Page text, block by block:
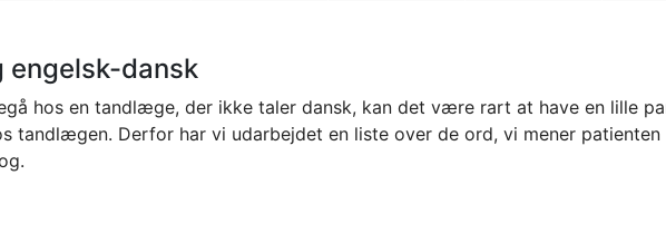
dansk
hos en tandlæge, der ikke taler dansk, kan det være rart at have en lille
tandlægen. Derfor har vi udarbejdet en liste over de ord, vi mener